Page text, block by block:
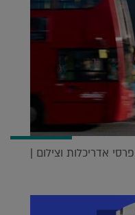
אדריכלות וצילום |